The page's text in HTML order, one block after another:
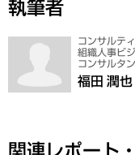
執筆者
コンサルテ
組織人事ビ
コンサルタ
福田 潤也
関連レポート